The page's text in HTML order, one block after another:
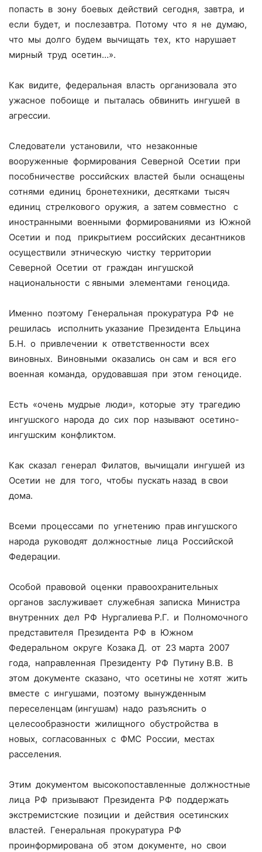
попасть в зону боевых действий сегодня, завтра, и
если будет, и послезавтра. Потому что я не думаю,
что мы долго будем вычищать тех, кто нарушает
мирный труд осетин…».
Как видите, федеральная власть организовала это
ужасное побоище и пыталась обвинить ингушей в
агрессии.
Следователи установили, что незаконные
вооруженные формирования Северной Осетии при
пособничестве российских властей были оснащены
сотнями единиц бронетехники, десятками тысяч
единиц стрелкового оружия, а затем совместно с
иностранными военными формированиями из Южной
Осетии и под прикрытием российских десантников
осуществили этническую чистку территории
Северной Осетии от граждан ингушской
национальности с явными элементами геноцида.
Именно поэтому Генеральная прокуратура РФ не
решилась исполнить указание Президента Ельцина
Б.Н. о привлечении к ответственности всех
виновных. Виновными оказались он сам и вся его
военная команда, орудовавшая при этом геноциде.
Есть «очень мудрые люди», которые эту трагедию
ингушского народа до сих пор называют осетино-
ингушским конфликтом.
Как сказал генерал Филатов, вычищали ингушей из
Осетии не для того, чтобы пускать назад в свои
дома.
Всеми процессами по угнетению прав ингушского
народа руководят должностные лица Российской
Федерации.
Особой правовой оценки правоохранительных
органов заслуживает служебная записка Министра
внутренних дел РФ Нургалиева Р.Г. и Полномочного
представителя Президента РФ в Южном
Федеральном округе Козака Д. от 23 марта 2007
года, направленная Президенту РФ Путину В.В. В
этом документе сказано, что осетины не хотят жить
вместе с ингушами, поэтому вынужденным
переселенцам (ингушам) надо разъяснить о
целесообразности жилищного обустройства в
новых, согласованных с ФМС России, местах
расселения.
Этим документом высокопоставленные должностные
лица РФ призывают Президента РФ поддержать
экстремистские позиции и действия осетинских
властей. Генеральная прокуратура РФ
проинформирована об этом документе, но свои